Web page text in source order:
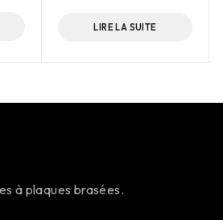
LIRE LA SUITE
à plaques brasées.